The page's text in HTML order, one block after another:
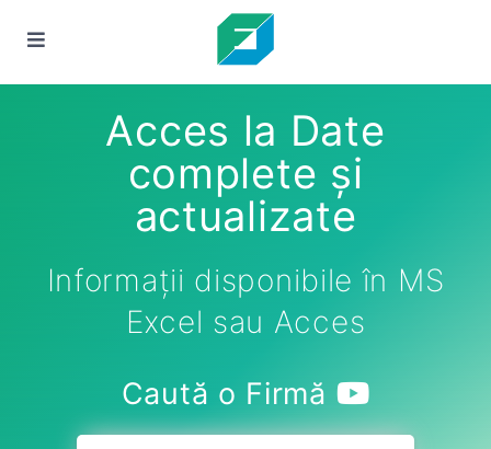
Acces la Date
complete și
actualizate
Informații disponibile în MS
Excel sau Acces
Caută o Firmă